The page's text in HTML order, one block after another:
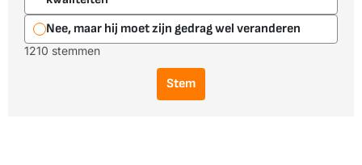
Nee, maar hij moet zijn gedrag wel veranderen
1210 stemmen
Stem